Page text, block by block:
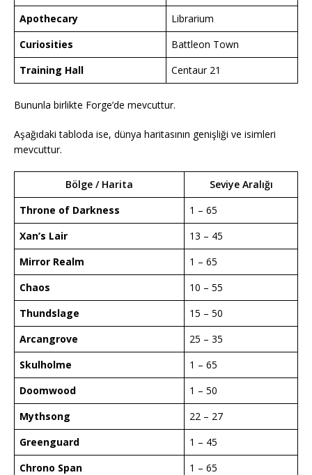
Apothecary
Librarium
Curiosities
Battleon Town
Training Hall
Centaur 21
Bununla birlikte Forge’de mevcuttur.
Aşağıdaki tabloda ise, dünya haritasının genişliği ve isimleri
mevcuttur.
Bölge / Harita
Seviye Aralığı
Throne of Darkness
1 – 65
Xan’s Lair
13 – 45
Mirror Realm
1 – 65
Chaos
10 – 55
Thundslage
15 – 50
Arcangrove
25 – 35
Skulholme
1 – 65
Doomwood
1 – 50
Mythsong
22 – 27
Greenguard
1 – 45
Chrono Span
1 – 65